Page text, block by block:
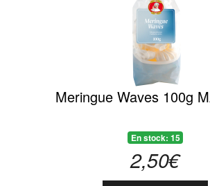
Meringue Waves 100g
En stock: 15
2,50€